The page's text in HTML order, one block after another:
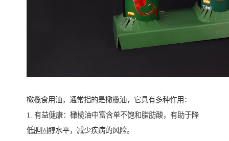
橄榄食用油，通常指的是橄榄油，它具有多种作用：
1. 有益健康：橄榄油中富含单不饱和脂肪酸，有助于降
低胆固醇水平，减少疾病的风险。